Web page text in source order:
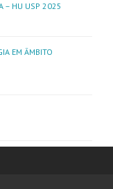
– HU USP 2025
EM ÂMBITO